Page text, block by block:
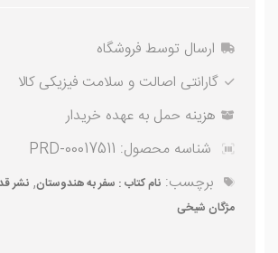
ارسال توسط فروشگاه
گارانتی اصالت و سلامت فیزیکی کالا
هزینه حمل به عهده خریدار
شناسه محصول:PRD-00017511
برچسب:نام کتاب : سفر به هندوستان,نشر قدیانی,
مژگان شیخی